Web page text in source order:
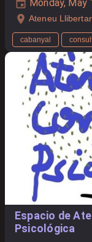
Monday, May
Ateneu
cabanyal
Espacio de
Psicológica